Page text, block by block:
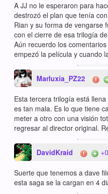
A JJ no le esperaron para
destrozó el plan que tenía
Rian y su forma de vengarse
con el cierre de esa trilogía
Aún recuerdo los
empezó la película y cuando
Marluxia_PZ22
Esta tercera trilogía está
es tan mala. Es lo que tiene
meter a otro con una visión
regresar al director original.
DavidKraid +0
Suerte que tenemos a dave
esta saga se la cargan en 4